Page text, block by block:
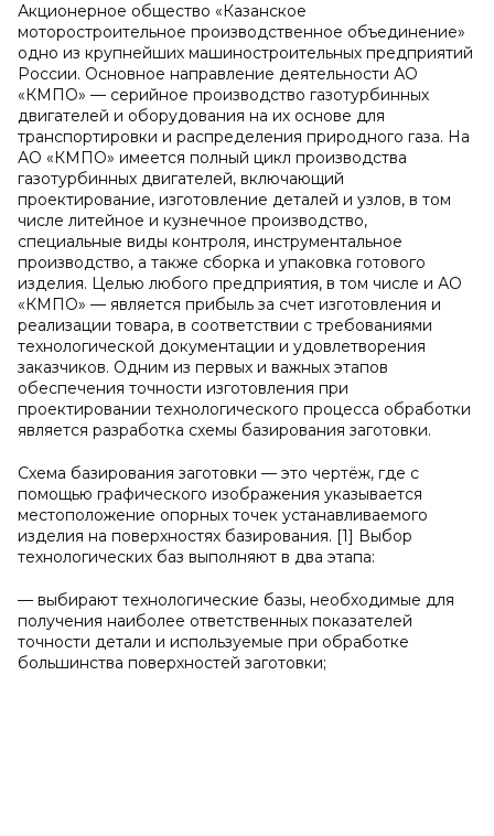
Акционерное общество «Казанское
моторостроительное производственное объединение»
одно из крупнейших машиностроительных предприятий
России. Основное направление деятельности АО
«КМПО» — серийное производство газотурбинных
двигателей и оборудования на их основе для
транспортировки и распределения природного газа. На
АО «КМПО» имеется полный цикл производства
газотурбинных двигателей, включающий
проектирование, изготовление деталей и узлов, в том
числе литейное и кузнечное производство,
специальные виды контроля, инструментальное
производство, а также сборка и упаковка готового
изделия. Целью любого предприятия, в том числе и АО
«КМПО» — является прибыль за счет изготовления и
реализации товара, в соответствии с требованиями
технологической документации и удовлетворения
заказчиков. Одним из первых и важных этапов
обеспечения точности изготовления при
проектировании технологического процесса обработки
является разработка схемы базирования заготовки.
Схема базирования заготовки — это чертёж, где с
помощью графического изображения указывается
местоположение опорных точек устанавливаемого
изделия на поверхностях базирования. [1] Выбор
технологических баз выполняют в два этапа:
— выбирают технологические базы, необходимые для
получения наиболее ответственных показателей
точности детали и используемые при обработке
большинства поверхностей заготовки;